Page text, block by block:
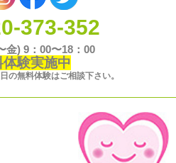
373-352
金) 9：00〜18：00
体験実施中
の無料体験はご相談下さい。